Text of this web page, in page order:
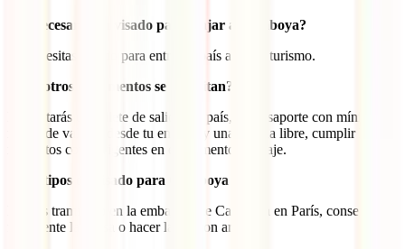
¿Es necesario un visado para viajar a Camboya?
Sí, necesitas visado para entrar al país a hacer turismo.
¿Qué otros documentos se necesitan?
Necesitarás un billete de salida del país, un pasaporte con mínimo 6
meses de validez desde tu entrada y una página libre, cumplir los
requisitos covid vigentes en el momento de viaje.
¿Qué tipos de visado para Camboya hay?
Puedes tramitarlo en la embajada de Camboya en París, conseguir
fácilmente la eVisa o hacer la visa on arrival.